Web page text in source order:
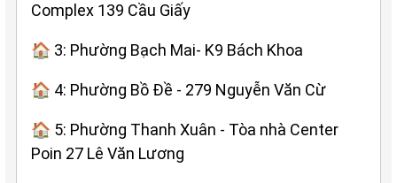
Complex 139 Cầu Giấy
🏠 3: Phường Bạch Mai- K9 Bách Khoa
🏠 4: Phường Bồ Đề - 279 Nguyễn Văn Cừ
🏠 5: Phường Thanh Xuân - Tòa nhà Center
Poin 27 Lê Văn Lương